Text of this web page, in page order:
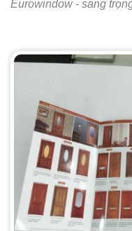
Eurowindow - sang